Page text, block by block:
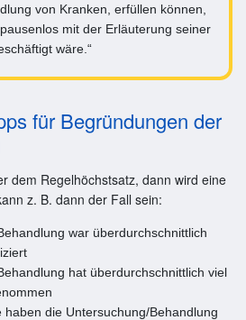
von Kranken, erfüllen können,
mit der Erläuterung seiner
wäre.“
für Begründungen der
dem Regelhöchstsatz, dann wird eine
z. B. dann der Fall sein:
war überdurchschnittlich
hat überdurchschnittlich viel
haben die Untersuchung/Behandlung